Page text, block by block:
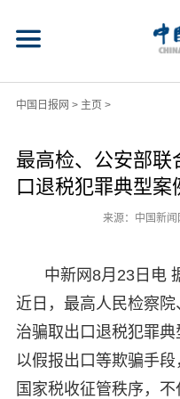
中国日报网 > 主页>
最高检、公安部联
口退税犯罪典型案
来源：中国新闻
中新网8月23日电
近日，最高人民检察
治骗取出口退税犯罪
以假报出口等欺骗手
国家税收征管秩序，